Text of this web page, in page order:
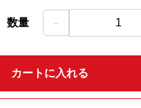
数量 － 1
カートに入れる